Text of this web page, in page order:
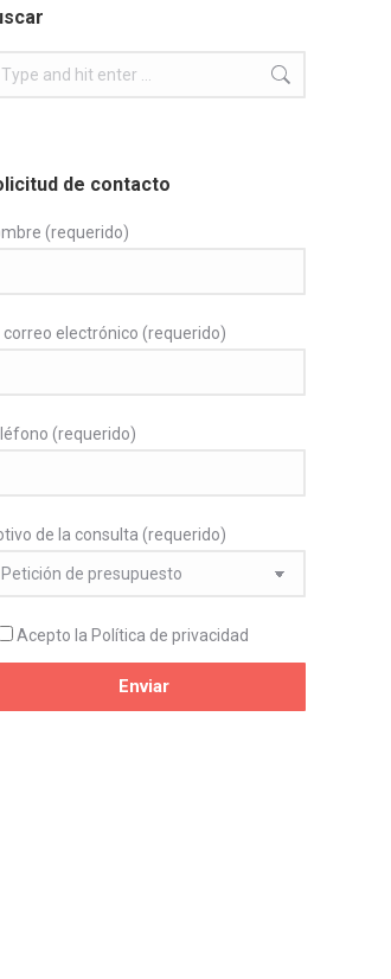
de contacto
(requerido)
correo electrónico (requerido)
(requerido)
de la consulta (requerido)
Acepto la Política de privacidad